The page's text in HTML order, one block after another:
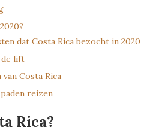
dat Costa Rica bezocht in 2020
lift
Costa Rica
reizen
Rica?